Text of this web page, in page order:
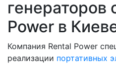
генераторов
Power в
Компания Rental Power
реализации портативных